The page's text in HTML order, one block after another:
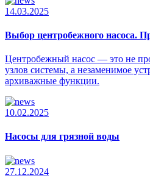
14.03.2025
Выбор центробежного насоса.
Центробежный насос — это не
узлов системы, а незаменимое
архиважные функции.
10.02.2025
Насосы для грязной воды
27.12.2024